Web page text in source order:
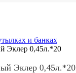
и банках
Эклер 0,45л.*20
Эклер 0,45л.*20